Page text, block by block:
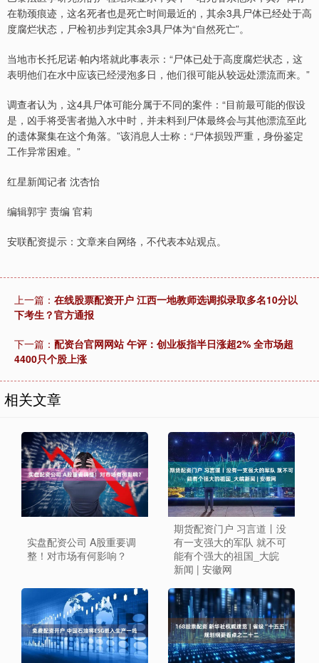
在勒颈痕迹，这名死者也是死亡时间最近的，其余3具尸体已经处于高
度腐烂状态，尸检初步判定其余3具尸体为“自然死亡”。
当地市长托尼诺·帕内塔就此事表示：“尸体已处于高度腐烂状态，这
表明他们在水中应该已经浸泡多日，他们很可能从较远处漂流而来。”
调查者认为，这4具尸体可能分属于不同的案件：“目前最可能的假设
是，凶手将受害者抛入水中时，并未料到尸体最终会与其他漂流至此
的遗体聚集在这个角落。”该消息人士称：“尸体损毁严重，身份鉴定
工作异常困难。”
红星新闻记者 沈杏怡
编辑郭宇 责编 官莉
安联配资提示：文章来自网络，不代表本站观点。
上一篇： 在线股票配资开户 江西一地教师选调拟录取多名10分以
下考生？官方通报
下一篇： 配资台官网网站 午评：创业板指半日涨超2% 全市场超
4400只个股上涨
相关文章
实盘配资公司 A股重要调
整！对市场有何影响？
期货配资门户 习言道丨没
有一支强大的军队 就不可
能有个强大的祖国_大皖
新闻 | 安徽网